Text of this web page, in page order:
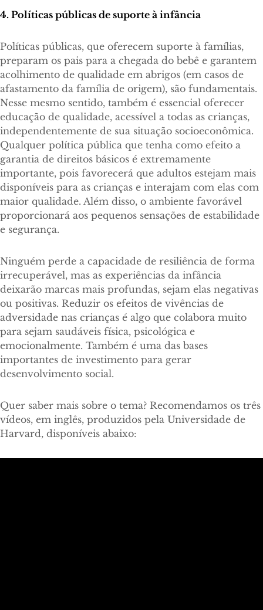
4. Políticas públicas de suporte à infância
Políticas públicas, que oferecem suporte à famílias,
preparam os pais para a chegada do bebê e garantem
acolhimento de qualidade em abrigos (em casos de
afastamento da família de origem), são fundamentais.
Nesse mesmo sentido, também é essencial oferecer
educação de qualidade, acessível a todas as crianças,
independentemente de sua situação socioeconômica.
Qualquer política pública que tenha como efeito a
garantia de direitos básicos é extremamente
importante, pois favorecerá que adultos estejam mais
disponíveis para as crianças e interajam com elas com
maior qualidade. Além disso, o ambiente favorável
proporcionará aos pequenos sensações de estabilidade
e segurança.
Ninguém perde a capacidade de resiliência de forma
irrecuperável, mas as experiências da infância
deixarão marcas mais profundas, sejam elas negativas
ou positivas. Reduzir os efeitos de vivências de
adversidade nas crianças é algo que colabora muito
para sejam saudáveis física, psicológica e
emocionalmente. Também é uma das bases
importantes de investimento para gerar
desenvolvimento social.
Quer saber mais sobre o tema? Recomendamos os três
vídeos, em inglês, produzidos pela Universidade de
Harvard, disponíveis abaixo: